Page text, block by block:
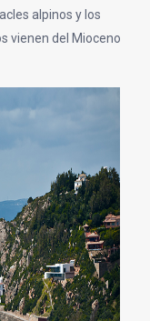
alpinos y los
vienen del Mioceno